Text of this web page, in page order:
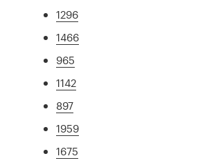
1296
1466
965
1142
897
1959
1675